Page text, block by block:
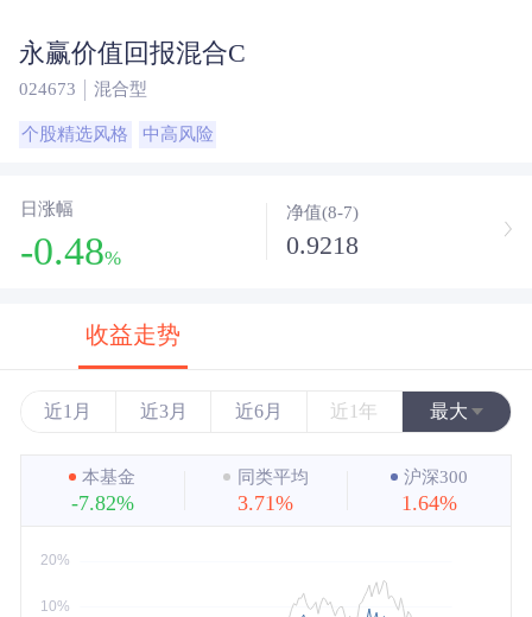
永赢价值回报混合C
024673 混合型
个股精选风格 中高风险
日涨幅
-0.48%
净值(8-7)
0.9218
收益走势
近1月 近3月 近6月 近1年 最大
近3年
近5年
本基金
-7.82%
同类平均
3.71%
沪深300
1.64%